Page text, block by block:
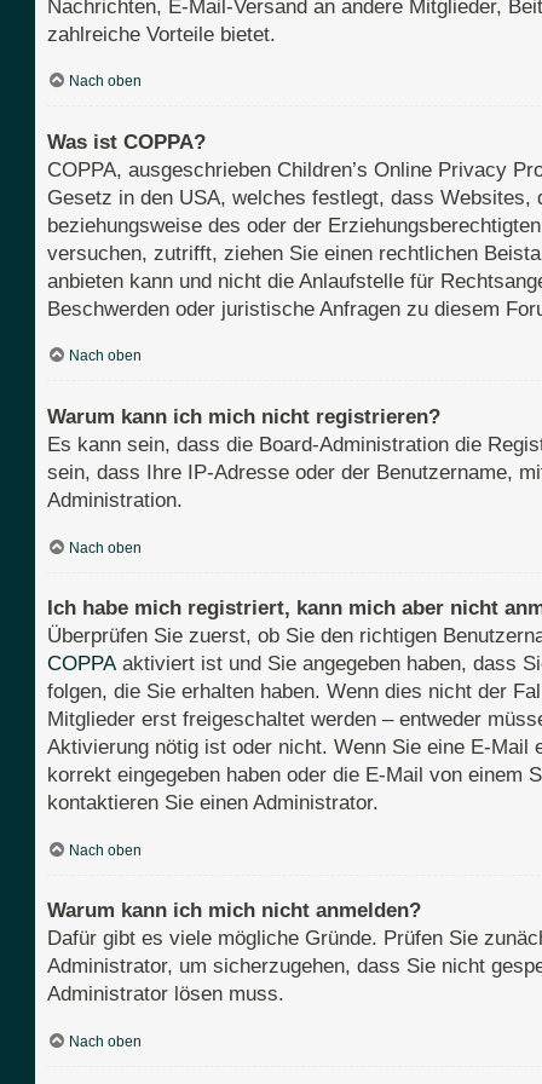
Nachrichten, E-Mail-Versand an andere Mitglieder,
zahlreiche Vorteile bietet.
Nach oben
Was ist COPPA?
COPPA, ausgeschrieben Children’s Online Privacy
Gesetz in den USA, welches festlegt, dass
beziehungsweise des oder der
versuchen, zutrifft, ziehen Sie einen rechtlichen
anbieten kann und nicht die Anlaufstelle für
Beschwerden oder juristische Anfragen zu diesem
Nach oben
Warum kann ich mich nicht registrieren?
Es kann sein, dass die Board-Administration die
sein, dass Ihre IP-Adresse oder der Benutzername,
Administration.
Nach oben
Ich habe mich registriert, kann mich aber nicht
Überprüfen Sie zuerst, ob Sie den richtigen
COPPAaktiviert ist und Sie angegeben haben, dass
folgen, die Sie erhalten haben. Wenn dies nicht der
Mitglieder erst freigeschaltet werden – entweder
Aktivierung nötig ist oder nicht. Wenn Sie eine E-Mail
korrekt eingegeben haben oder die E-Mail von
kontaktieren Sie einen Administrator.
Nach oben
Warum kann ich mich nicht anmelden?
Dafür gibt es viele mögliche Gründe. Prüfen Sie
Administrator, um sicherzugehen, dass Sie nicht
Administrator lösen muss.
Nach oben